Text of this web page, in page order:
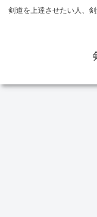
剣道を上達させたい人、